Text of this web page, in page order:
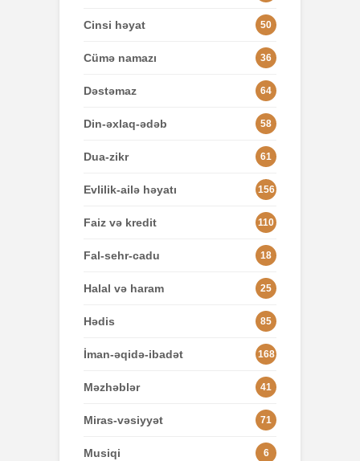
Cinsi həyat 50
Cümə namazı 36
Dəstəmaz 64
Din-əxlaq-ədəb 58
Dua-zikr 61
Evlilik-ailə həyatı 156
Faiz və kredit 110
Fal-sehr-cadu 18
Halal və haram 25
Hədis 85
İman-əqidə-ibadət 168
Məzhəblər 41
Miras-vəsiyyət 71
Musiqi 6